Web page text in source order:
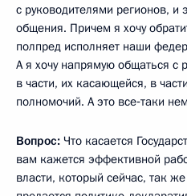
с руководителями регионов, и
общения. Причем я хочу
полпред исполняет наши
А я хочу напрямую общаться с
в части, их касающейся, в
полномочий. А это все‑таки
Вопрос: Что касается
вам кажется эффективной
власти, который сейчас, так